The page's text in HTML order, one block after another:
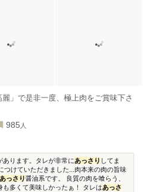
」で是非一度、極上肉をご賞味下さ
985 人
あります。タレが非常にあっさり してま
つけていただきました...肉本来の肉の旨味
あっさり醤油系です。 良質の肉を喰らう、
多くて美味しかったぁ！ タレはあっさ